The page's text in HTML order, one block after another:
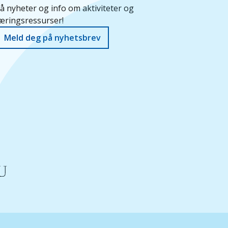
nyheter og info om aktiviteter og
Meld deg på nyhetsbrev